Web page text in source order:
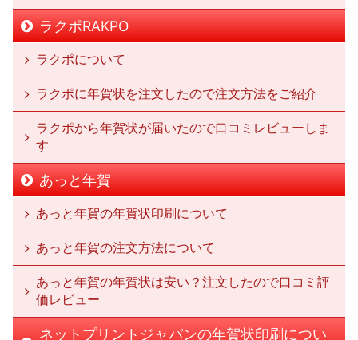
ラクポRAKPO
ラクポについて
ラクポに年賀状を注文したので注文方法をご紹介
ラクポから年賀状が届いたので口コミレビューしま
す
あっと年賀
あっと年賀の年賀状印刷について
あっと年賀の注文方法について
あっと年賀の年賀状は安い？注文したので口コミ評
価レビュー
ネットプリントジャパンの年賀状印刷につい